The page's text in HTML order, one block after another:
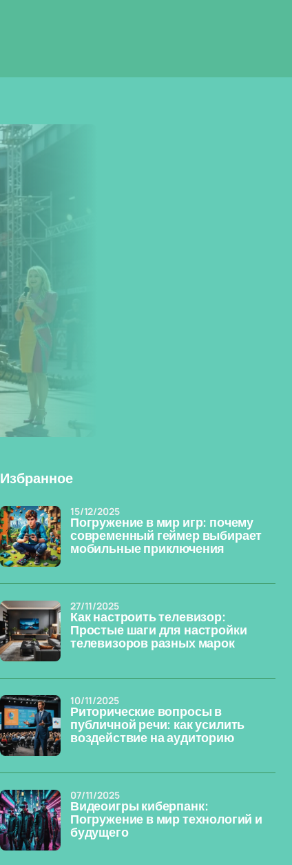
Избранное
Погружение в мир игр: почему
современный геймер выбирает
мобильные приключения
15/12/2025
Как настроить телевизор:
Простые шаги для настройки
телевизоров разных марок
27/11/2025
Риторические вопросы в
публичной речи: как усилить
воздействие на аудиторию
10/11/2025
Видеоигры киберпанк:
Погружение в мир технологий и
будущего
07/11/2025